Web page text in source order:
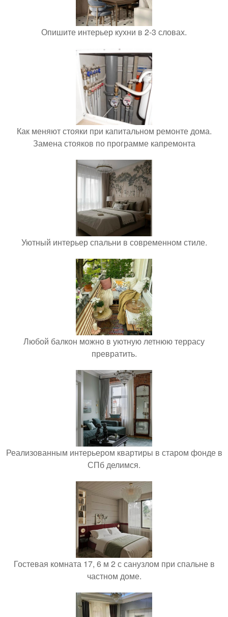
Опишите интерьер кухни в 2-3 словах.
Как меняют стояки при капитальном ремонте дома.
Замена стояков по программе капремонта
Уютный интерьер спальни в современном стиле.
Любой балкон можно в уютную летнюю террасу
превратить.
Реализованным интерьером квартиры в старом фонде в
СПб делимся.
Гостевая комната 17, 6 м 2 с санузлом при спальне в
частном доме.